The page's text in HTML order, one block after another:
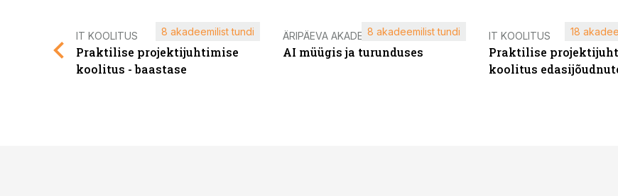
IT KOOLITUS
Praktilise projektijuhtimise
koolitus - baastase
8 akadeemilist tundi ÄRIPÄEVA AKADEEMIA
AI müügis ja turunduses
8 akadeemilist tundi IT KOOLITUS
Praktilise
koolitus
18